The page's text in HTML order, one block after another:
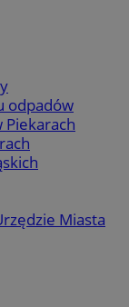
odpadów
Piekarach
Miasta